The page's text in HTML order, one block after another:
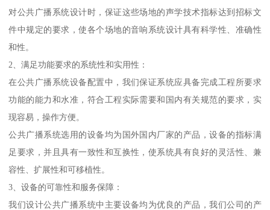
对公共广播系统设计时，保证这些场地的声学技术指标达到招标文
件中规定的要求，使各个场地的音响系统设计具有科学性、准确性
和性。
2、满足功能要求的系统性和实用性：
在公共广播系统设备配置中，我们保证系统应具备完成工程所要求
功能的能力和水准，符合工程实际需要和国内有关规范的要求，实
现容易，操作方便。
公共广播系统选用的设备均为国外国内厂家的产品，设备的指标满
足要求，并且具有一致性和互换性，使系统具有良好的灵活性、兼
容性、扩展性和可移植性。
3、设备的可靠性和服务保障：
我们设计公共广播系统中主要设备均为优良的产品，我们公司的产